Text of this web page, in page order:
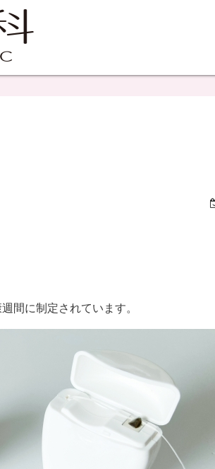
間に制定されています。